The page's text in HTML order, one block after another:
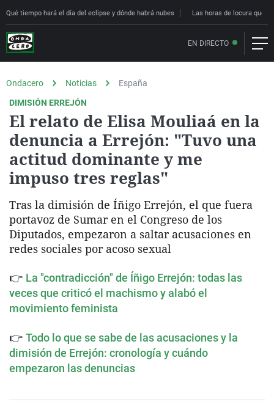
Qué tiempo hará el día del eclipse y dónde habrá nubes Las horas de locura que
EN DIRECTO
Ondacero Noticias
España
DIMISIÓN ERREJÓN
El relato de Elisa Mouliaá en la
denuncia a Errejón: "Tuvo una
actitud dominante y me
impuso tres reglas"
Tras la dimisión de Íñigo Errejón, el que fuera
portavoz de Sumar en el Congreso de los
Diputados, empezaron a saltar acusaciones en
redes sociales por acoso sexual
👉 La "contradicción" de Íñigo Errejón: todas las
veces que criticó el machismo y alabó el
movimiento feminista
👉 Todo lo que se sabe de las acusaciones y la
dimisión de Errejón: cronología y cuándo
empezaron las denuncias